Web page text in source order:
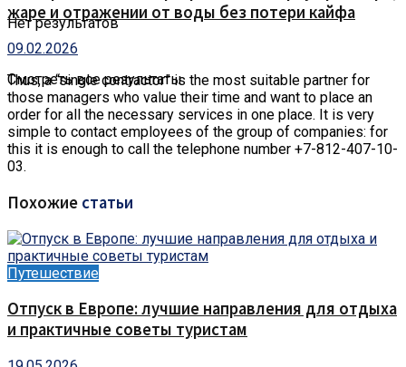
Нет результатов
Смотреть все результаты
жаре и отражении от воды без потери кайфа
09.02.2026
Thus, a “single contractor” is the most suitable partner for
those managers who value their time and want to place an
order for all the necessary services in one place. It is very
simple to contact employees of the group of companies: for
this it is enough to call the telephone number +7-812-407-10-
03.
Похожие статьи
Путешествие
Отпуск в Европе: лучшие направления для отдыха
и практичные советы туристам